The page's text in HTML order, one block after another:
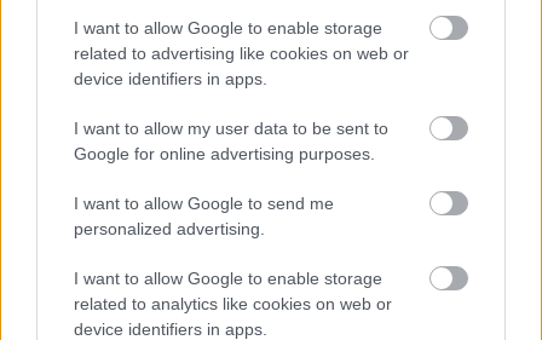
I want to allow Google to enable storage
related to advertising like cookies on web or
device identifiers in apps.
I want to allow my user data to be sent to
Google for online advertising purposes.
I want to allow Google to send me
personalized advertising.
I want to allow Google to enable storage
related to analytics like cookies on web or
device identifiers in apps.
KÁNIKULA-AKTUÁL: MEGHOSSZABBÍTOTTÁK A
HŐSÉGRIASZTÁST, A KÖVETKEZŐ 48 ÓRA LEHET A
LEGKRITIKUSABB AZ ENERGIAELLÁTÁS
SZEMPONTJÁBÓL, DE AZ UTOLSÓ PAKSI TURBINA
A Védelmi Munkacsoport szerint egyelőre stabil az ország
a lakosságot és a nagyfogyasztókat.